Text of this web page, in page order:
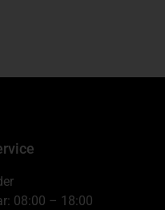
08:00 – 18:00